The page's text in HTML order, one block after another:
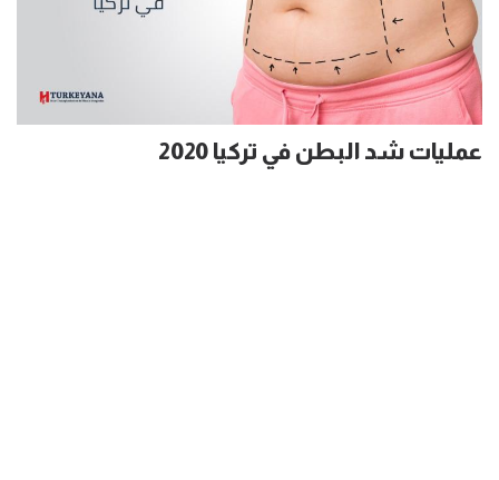
عمليات شد البطن في تركيا 2020